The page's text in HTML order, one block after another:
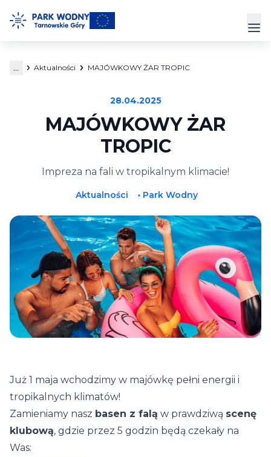
do
Park Wodny
Cennik
Strefa Klienta
Kontakt
... Aktualności MAJÓWKOWY ŻAR TROPIC
28.04.2025
MAJÓWKOWY ŻAR
TROPIC
Impreza na fali w tropikalnym klimacie!
Aktualności Park Wodny
Już 1 maja wchodzimy w majówkę pełni energii i
tropikalnych klimatów!
Zamieniamy nasz basen z falą w prawdziwą scenę
klubową, gdzie przez 5 godzin będą czekały na
Was: